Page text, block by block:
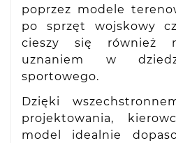
poprzez modele
po sprzęt wojskowy
cieszy się również
uznaniem w
sportowego.
Dzięki
projektowania,
model idealnie